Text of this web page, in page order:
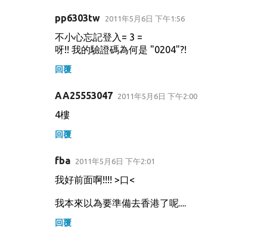
pp6303tw 2011年5月6日 下午1:56
不小心忘記登入= 3 =
呀!! 我的驗證碼為何是 "0204"?!
回覆
AA25553047 2011年5月6日 下午2:00
4樓
回覆
fba 2011年5月6日 下午2:01
我好前面啊!!!! >口<
我本來以為要準備去香港了呢....
回覆